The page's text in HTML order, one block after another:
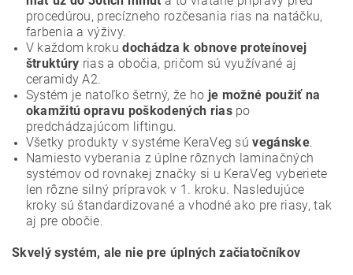
procedúrou, precízneho rozčesania rias na natáčku,
farbenia a výživy.
V každom krokudochádza k obnove proteínovej
štruktúry rias a obočia, pričom sú využívané aj
ceramidy A2.
Systém je natoľko šetrný, že ho je možné použiť na
okamžitú opravu poškodených riaspo
predchádzajúcom liftingu.
Všetky produkty v systéme KeraVeg súvegánske.
Namiesto vyberania z úplne rôznych laminačných
systémov od rovnakej značky si u KeraVeg vyberiete
len rôzne silný prípravok v 1. kroku. Nasledujúce
kroky sú štandardizované a vhodné ako pre riasy, tak
aj pre obočie.
Skvelý systém, ale nie pre úplných začiatočníkov